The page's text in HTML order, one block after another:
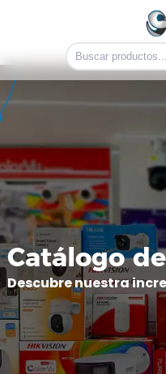
Catálogo
Descubre nuestra